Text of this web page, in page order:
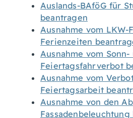
Auslands-BAföG für
beantragen
Ausnahme vom LKW-
Ferienzeiten
Ausnahme vom Sonn-
Feiertagsfahrverbot
Ausnahme vom
Feiertagsarbeit
Ausnahme von den